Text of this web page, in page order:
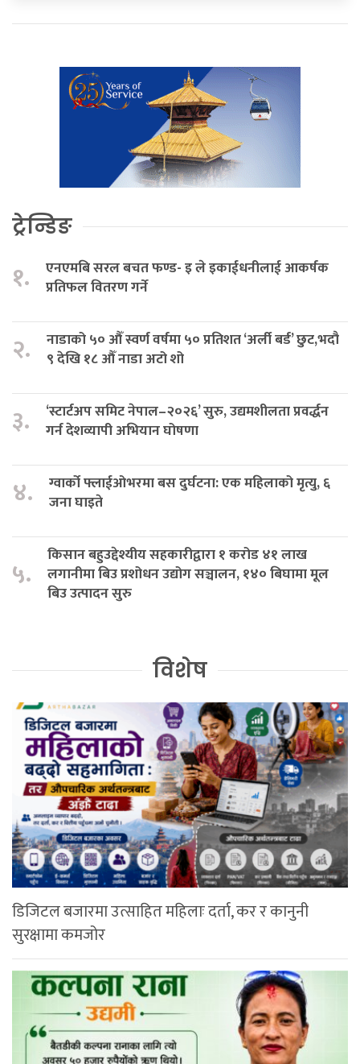
ट्रेन्डिङ
१.
एनएमबि सरल बचत फण्ड- इ ले इकाईधनीलाई आकर्षक
प्रतिफल वितरण गर्ने
२.
नाडाको ५० औँ स्वर्ण वर्षमा ५० प्रतिशत ‘अर्ली बर्ड’ छुट,भदौ
९ देखि १८ औँ नाडा अटो शो
३.
‘स्टार्टअप समिट नेपाल–२०२६’ सुरु, उद्यमशीलता प्रवर्द्धन
गर्न देशव्यापी अभियान घोषणा
४.
ग्वार्को फ्लाईओभरमा बस दुर्घटना: एक महिलाको मृत्यु, ६
जना घाइते
५.
किसान बहुउद्देश्यीय सहकारीद्वारा १ करोड ४१ लाख
लगानीमा बिउ प्रशोधन उद्योग सञ्चालन, १४० बिघामा मूल
बिउ उत्पादन सुरु
विशेष
डिजिटल बजारमा उत्साहित महिलाः दर्ता, कर र कानुनी
सुरक्षामा कमजोर